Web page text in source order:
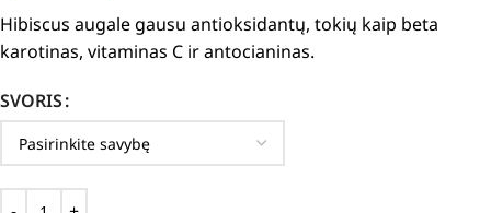
Hibiscus augale gausu antioksidantų, tokių kaip beta
karotinas, vitaminas C ir antocianinas.
SVORIS